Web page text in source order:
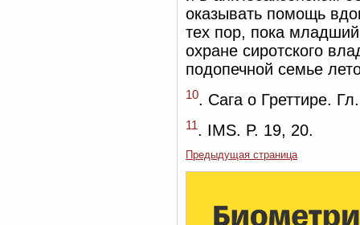
оказывать помощь
тех пор, пока
охране сиротского
подопечной семье
10. Сага о Греттире.
11. IMS. P. 19, 20.
Предыдущая страница